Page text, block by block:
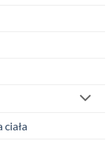
ciała